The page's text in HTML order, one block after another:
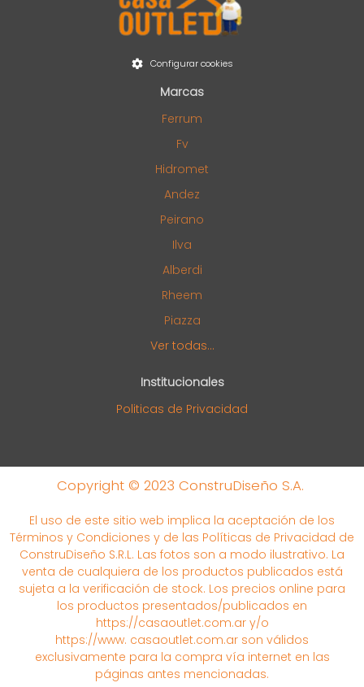
Configurar cookies
Marcas
Ferrum
Fv
Hidromet
Andez
Peirano
Ilva
Alberdi
Rheem
Piazza
Ver todas...
Institucionales
Politicas de Privacidad
Copyright © 2023 ConstruDiseño S.A.
El uso de este sitio web implica la aceptación de los
Términos y Condiciones y de las Políticas de Privacidad de
ConstruDiseño S.R.L. Las fotos son a modo ilustrativo. La
venta de cualquiera de los productos publicados está
sujeta a la verificación de stock. Los precios online para
los productos presentados/publicados en
https://casaoutlet.com.ar y/o
https://www. casaoutlet.com.ar son válidos
exclusivamente para la compra vía internet en las
páginas antes mencionadas.